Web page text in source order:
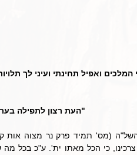
ואפיל תחינתי ועיני לך
"העת רצון לתפילה